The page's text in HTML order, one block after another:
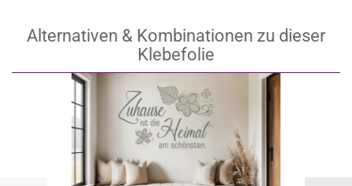
Alternativen & Kombinationen zu dieser
Klebefolie